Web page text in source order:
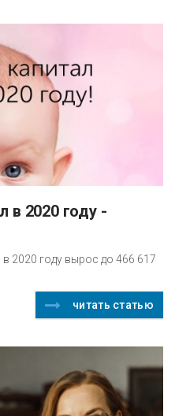
2020 году вырос до 466 617
читать статью